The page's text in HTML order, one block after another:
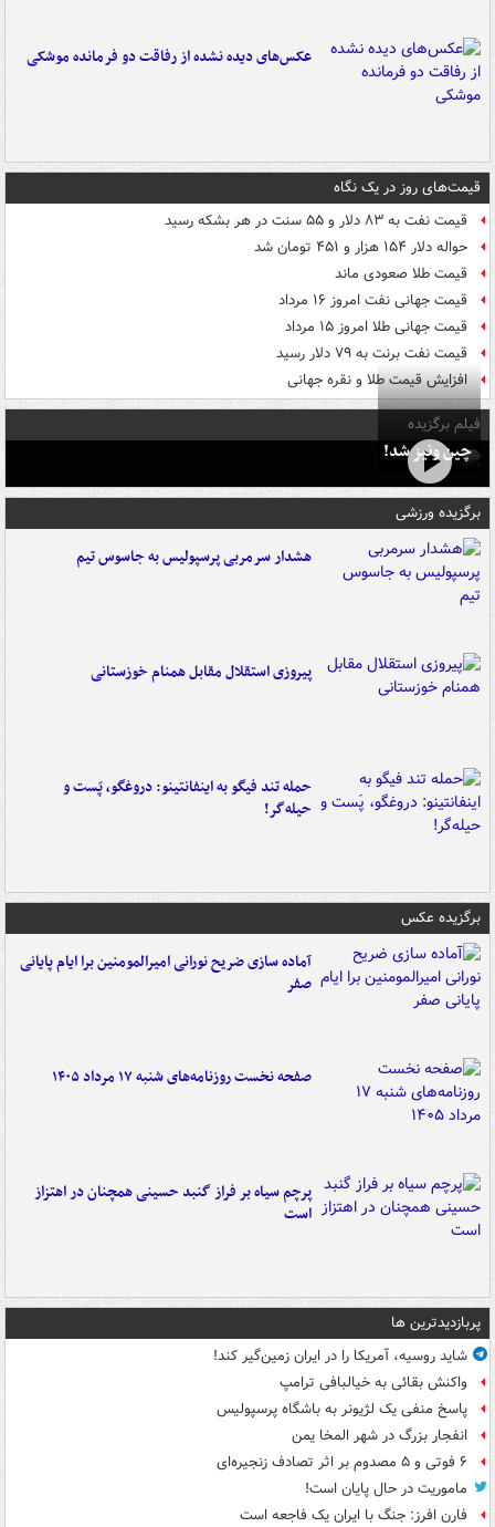
عکس‌های دیده نشده از رفاقت دو فرمانده‌ موشکی
قیمت‌های روز در یک نگاه
قیمت نفت به ۸۳ دلار و ۵۵ سنت در هر بشکه رسید
حواله دلار ۱۵۴ هزار و ۴۵۱ تومان شد
قیمت طلا صعودی ماند
قیمت جهانی نفت امروز ۱۶ مرداد
قیمت جهانی طلا امروز ۱۵ مرداد
قیمت نفت برنت به ۷۹ دلار رسید
افزایش قیمت طلا و نقره جهانی
فیلم برگزیده
چین ونیز شد!
برگزیده ورزشی
هشدار سرمربی پرسپولیس به جاسوس تیم
پیروزی استقلال مقابل همنام خوزستانی
حمله تند فیگو به اینفانتینو: دروغگو، پَست‌ و
حیله‌گر!
برگزیده عکس
آماده سازی ضریح نورانی امیرالمومنین برا ایام پایانی
صفر
صفحه نخست روزنامه‌های شنبه ۱۷ مرداد ۱۴۰۵
پرچم سیاه بر فراز گنبد حسینی همچنان در اهتزاز
است
پربازدیدترین ها
شاید روسیه، آمریکا را در ایران زمین‌گیر کند!
واکنش بقائی به خیالبافی ترامپ
پاسخ منفی یک لژیونر به باشگاه پرسپولیس
انفجار بزرگ در شهر المخا یمن
۶ فوتی و ۵ مصدوم بر اثر تصادف زنجیره‌ای
ماموریت در حال پایان است!
فارن افرز: جنگ با ایران یک فاجعه است